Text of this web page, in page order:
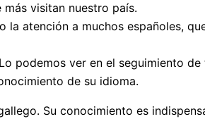
visitan nuestro país.
la atención a muchos españoles,
podemos ver en el seguimiento
de su idioma.
Su conocimiento es